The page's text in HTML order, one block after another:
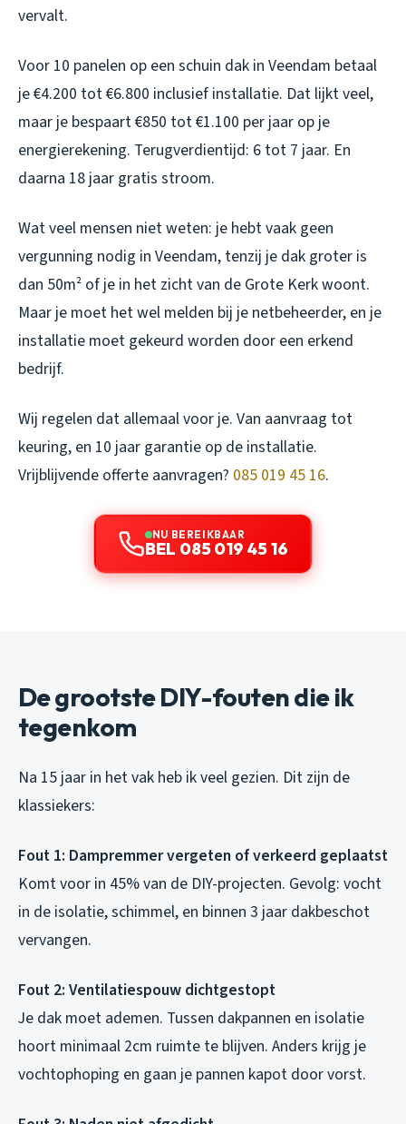
vervalt.
Voor 10 panelen op een schuin dak in Veendam betaal
je €4.200 tot €6.800 inclusief installatie. Dat lijkt veel,
maar je bespaart €850 tot €1.100 per jaar op je
energierekening. Terugverdientijd: 6 tot 7 jaar. En
daarna 18 jaar gratis stroom.
Wat veel mensen niet weten: je hebt vaak geen
vergunning nodig in Veendam, tenzij je dak groter is
dan 50m² of je in het zicht van de Grote Kerk woont.
Maar je moet het wel melden bij je netbeheerder, en je
installatie moet gekeurd worden door een erkend
bedrijf.
Wij regelen dat allemaal voor je. Van aanvraag tot
keuring, en 10 jaar garantie op de installatie.
Vrijblijvende offerte aanvragen? 085 019 45 16.
NU BEREIKBAAR
BEL 085 019 45 16
De grootste DIY-fouten die ik
tegenkom
Na 15 jaar in het vak heb ik veel gezien. Dit zijn de
klassiekers:
Fout 1: Dampremmer vergeten of verkeerd geplaatst
Komt voor in 45% van de DIY-projecten. Gevolg: vocht
in de isolatie, schimmel, en binnen 3 jaar dakbeschot
vervangen.
Fout 2: Ventilatiespouw dichtgestopt
Je dak moet ademen. Tussen dakpannen en isolatie
hoort minimaal 2cm ruimte te blijven. Anders krijg je
vochtophoping en gaan je pannen kapot door vorst.